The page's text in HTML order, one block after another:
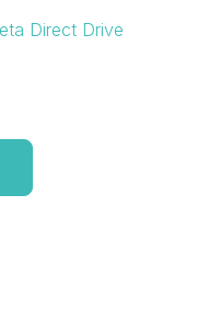
Direct Drive